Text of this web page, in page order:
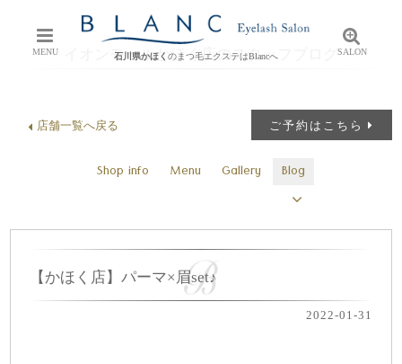
MENU 石川県かほく のまつ毛エクステはBlancへ SALON
イオンモールかほく店のスタッフブログ
ご予約はこちら
店舗一覧へ戻る
Shop info Menu Gallery Blog
【かほく店】パーマ×眉set♪
2022-01-31